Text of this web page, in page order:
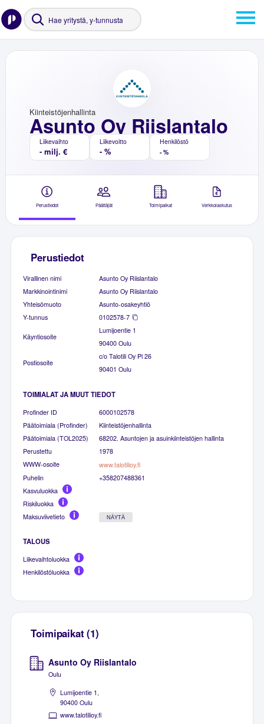
Asunto Oy Riislantalo
Kiinteistöjenhallinta
Liikevaihto
- milj. €
Liikevoitto
- %
Henkilöstö
- %
Perustiedot Päättäjät Toimipaikat Verkkolaskutus
Perustiedot
Virallinen nimi
Asunto Oy Riislantalo
Markkinointinimi
Asunto Oy Riislantalo
Yhteisömuoto
Asunto-osakeyhtiö
Y-tunnus
0102578-7
Käyntiosoite
Lumijoentie 1
90400 Oulu
Postiosoite
c/o Talotili Oy Pl 26
90401 Oulu
TOIMIALAT JA MUUT TIEDOT
Profinder ID
6000102578
Päätoimiala (Profinder)
Kiinteistöjenhallinta
Päätoimiala (TOL2025)
68202. Asuntojen ja asuinkiinteistöjen hallinta
Perustettu
1978
WWW-osoite
www.talotilioy.fi
Puhelin
+358207488361
Kasvuluokka
Riskiluokka
Maksuviivetieto
NÄYTÄ
TALOUS
Liikevaihtoluokka
Henkilöstöluokka
Toimipaikat (1)
Asunto Oy Riislantalo
Oulu
Lumijoentie 1,
90400 Oulu
www.talotilioy.fi